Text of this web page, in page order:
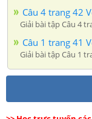
Câu 4 trang 42
Giải bài tập Câu 4
Câu 1 trang 41
Giải bài tập Câu 1